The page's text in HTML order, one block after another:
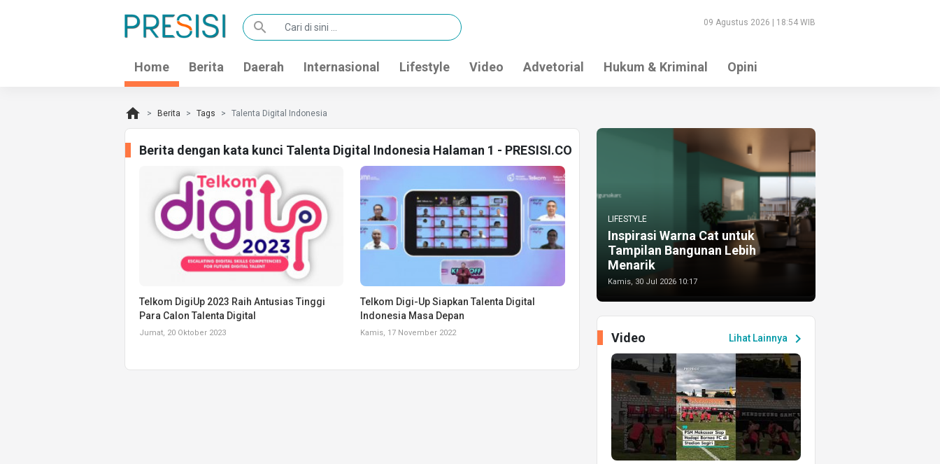
search 09 Agustus 2026 | 18:54 WIB
Home Berita Daerah Internasional Lifestyle Video Advetorial Hukum & Kriminal Opini
home Berita Tags Talenta Digital Indonesia
Berita dengan kata kunci Talenta Digital Indonesia Halaman 1 - PRESISI.CO
Telkom DigiUp 2023 Raih Antusias Tinggi
Para Calon Talenta Digital
Jumat, 20 Oktober 2023
Telkom Digi-Up Siapkan Talenta Digital
Indonesia Masa Depan
Kamis, 17 November 2022
LIFESTYLE
Inspirasi Warna Cat untuk
Tampilan Bangunan Lebih
Menarik
Kamis, 30 Jul 2026 10:17
Lihat Lainnya chevron_right
Video